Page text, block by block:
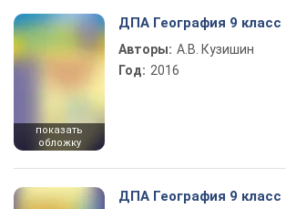
показать
обложку
ДПА География 9 класс
Авторы: А.В. Кузишин
Год: 2016
ДПА География 9 класс